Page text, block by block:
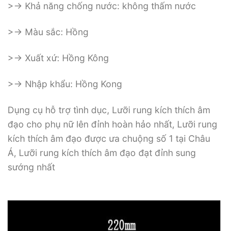
>-> Khả năng chống nước: không thấm nước
>-> Màu sắc: Hồng
>-> Xuất xứ: Hồng Kông
>-> Nhập khẩu: Hồng Kong
Dụng cụ hỗ trợ tình dục, Lưỡi rung kích thích âm
đạo cho phụ nữ lên đỉnh hoàn hảo nhất, Lưỡi rung
kích thích âm đạo được ưa chuộng số 1 tại Châu
Á, Lưỡi rung kích thích âm đạo đạt đỉnh sung
sướng nhất